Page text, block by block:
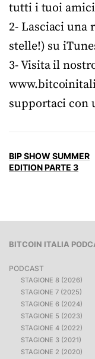
tutti i tuoi
2- Lasciaci una
stelle!) su
3- Visita il
supportaci con
BIP SHOW SUMMER
EDITION PARTE 3
BITCOIN ITALIA
PODCAST
STAGIONE 8 (2026)
STAGIONE 7 (2025)
STAGIONE 6 (2024)
STAGIONE 5 (2023)
STAGIONE 4 (2022)
STAGIONE 3 (2021)
STAGIONE 2 (2020)